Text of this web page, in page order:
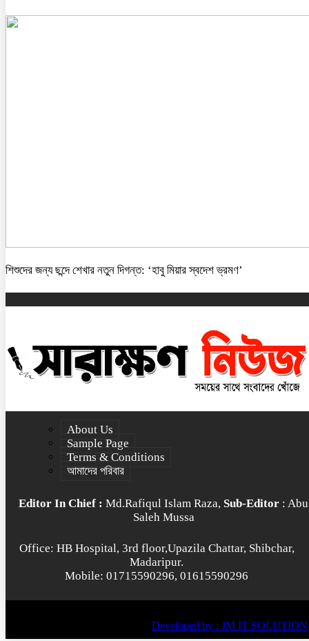
শিশুদের জন্য ছন্দে শেখার নতুন দিগন্ত: ‘হাবু মিয়ার স্বদেশ ভ্রমণ’
About Us
Sample Page
Terms & Conditions
আমাদের পরিবার
Editor In Chief : Md.Rafiqul Islam Raza, Sub-Editor : Abu
Saleh Mussa
Office: HB Hospital, 3rd floor,Upazila Chattar, Shibchar,
Madaripur.
Mobile: 01715590296, 01615590296
Developed by : JM IT SOLUTION